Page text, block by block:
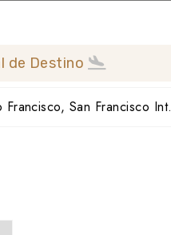
de Destino
Francisco, San Francisco Int.